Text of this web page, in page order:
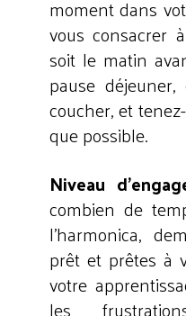
moment dans
vous consacrer
soit le matin
pause
coucher, et
que possible.
Niveau
combien de
l'harmonica,
prêt et prêtes à
votre